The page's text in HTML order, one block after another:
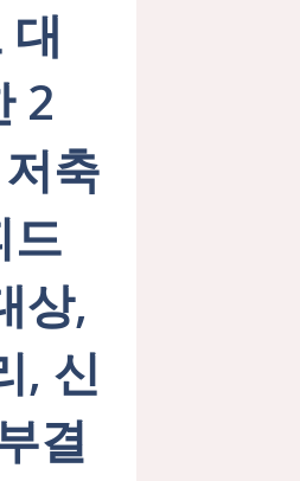
2
축
드
상,
, 신
결